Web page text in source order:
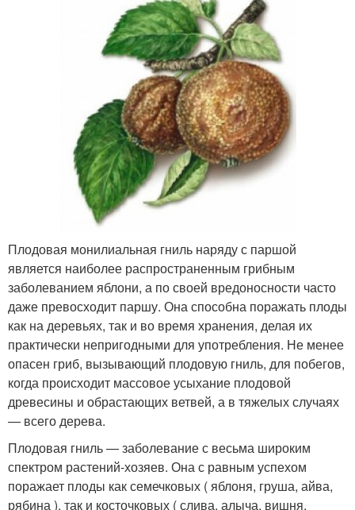
Плодовая монилиальная гниль наряду с паршой
является наиболее распространенным грибным
заболеванием яблони, а по своей вредоносности часто
даже превосходит паршу. Она способна поражать плоды
как на деревьях, так и во время хранения, делая их
практически непригодными для употребления. Не менее
опасен гриб, вызывающий плодовую гниль, для побегов,
когда происходит массовое усыхание плодовой
древесины и обрастающих ветвей, а в тяжелых случаях
— всего дерева.
Плодовая гниль — заболевание с весьма широким
спектром растений-хозяев. Она с равным успехом
поражает плоды как семечковых ( яблоня, груша, айва,
рябина ), так и косточковых ( слива, алыча, вишня,